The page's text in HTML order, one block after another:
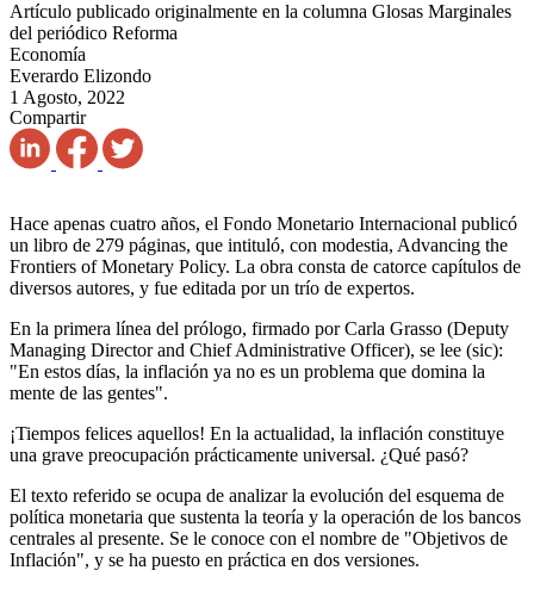
Artículo publicado originalmente en la columna Glosas Marginales
del periódico Reforma
Economía
Everardo Elizondo
1 Agosto, 2022
Compartir
Hace apenas cuatro años, el Fondo Monetario Internacional publicó
un libro de 279 páginas, que intituló, con modestia, Advancing the
Frontiers of Monetary Policy. La obra consta de catorce capítulos de
diversos autores, y fue editada por un trío de expertos.
En la primera línea del prólogo, firmado por Carla Grasso (Deputy
Managing Director and Chief Administrative Officer), se lee (sic):
"En estos días, la inflación ya no es un problema que domina la
mente de las gentes".
¡Tiempos felices aquellos! En la actualidad, la inflación constituye
una grave preocupación prácticamente universal. ¿Qué pasó?
El texto referido se ocupa de analizar la evolución del esquema de
política monetaria que sustenta la teoría y la operación de los bancos
centrales al presente. Se le conoce con el nombre de "Objetivos de
Inflación", y se ha puesto en práctica en dos versiones.